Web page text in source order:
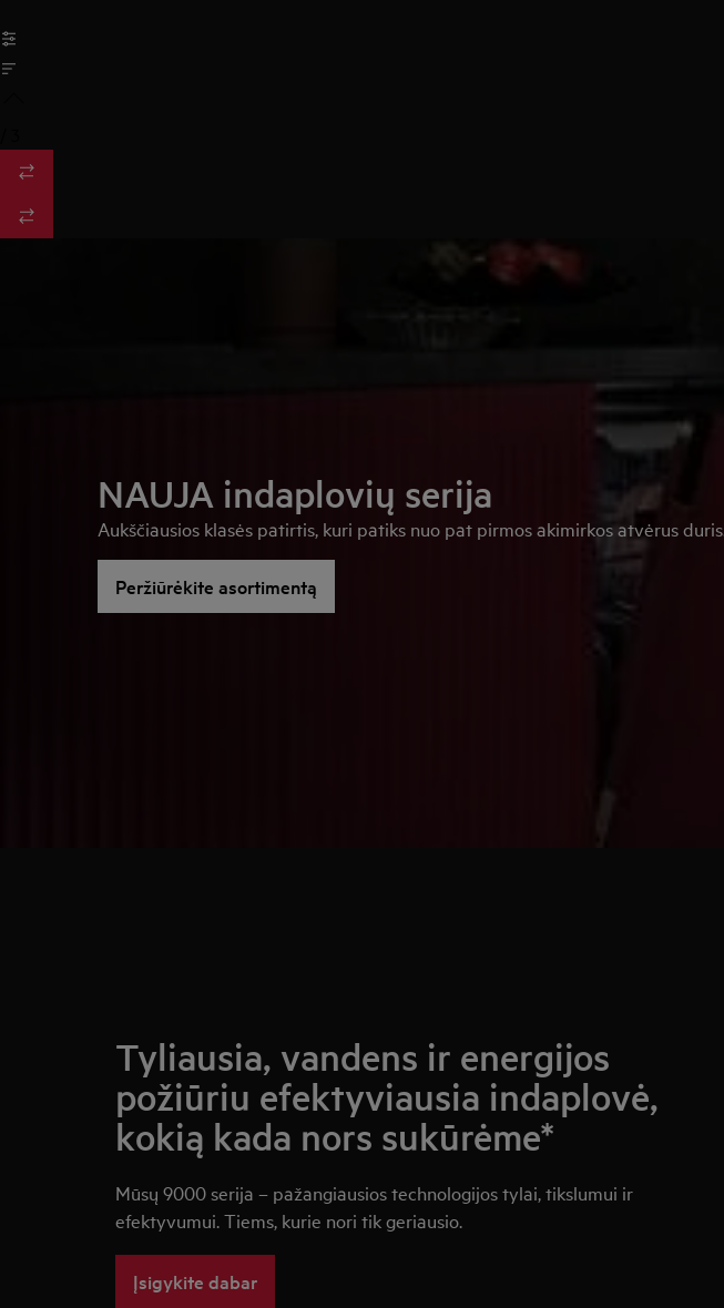
NAUJA indaplovių serija
Aukščiausios klasės patirtis, kuri patiks nuo pat pirmos akimirkos atvėrus duris.
Peržiūrėkite asortimentą
Tyliausia, vandens ir energijos
požiūriu efektyviausia indaplovė,
kokią kada nors sukūrėme*
Mūsų 9000 serija – pažangiausios technologijos tylai, tikslumui ir
efektyvumui. Tiems, kurie nori tik geriausio.
Įsigykite dabar